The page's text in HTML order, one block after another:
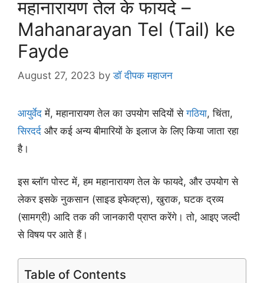
महानारायण तेल के फायदे –
Mahanarayan Tel (Tail) ke
Fayde
August 27, 2023 byडॉ दीपक महाजन
आयुर्वेद में, महानारायण तेल का उपयोग सदियों सेगठिया, चिंता,
सिरदर्द और कई अन्य बीमारियों के इलाज के लिए किया जाता रहा
है।
इस ब्लॉग पोस्ट में, हम महानारायण तेल के फायदे, और उपयोग से
लेकर इसके नुकसान (साइड इफेक्ट्स), खुराक, घटक द्रव्य
(सामग्री) आदि तक की जानकारी प्राप्त करेंगे। तो, आइए जल्दी
से विषय पर आते हैं।
Table of Contents